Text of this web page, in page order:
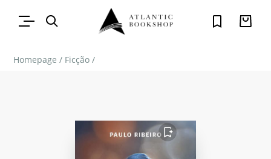
Homepage / Ficção /
FAVORITO